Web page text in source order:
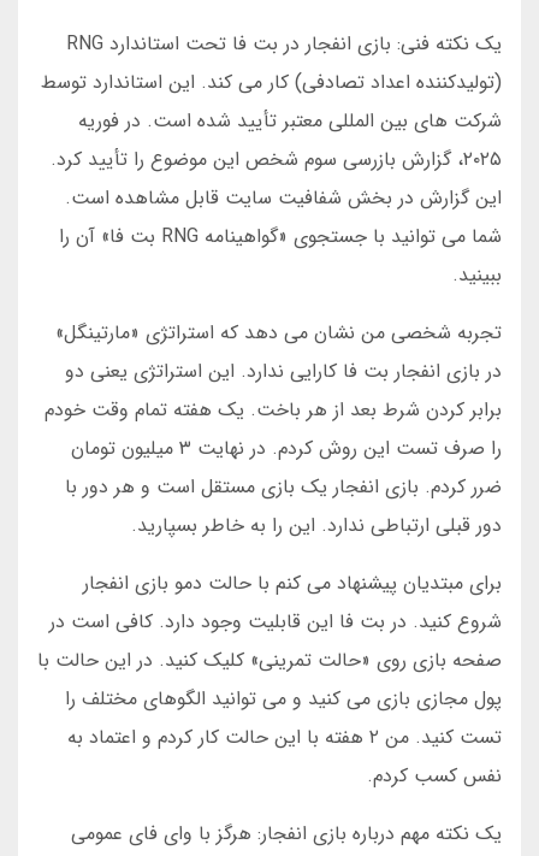
یک نکته فنی: بازی انفجار در بت فا تحت استاندارد RNG
(تولیدکننده اعداد تصادفی) کار می کند. این استاندارد توسط
شرکت های بین المللی معتبر تأیید شده است. در فوریه
۲۰۲۵، گزارش بازرسی سوم شخص این موضوع را تأیید کرد.
این گزارش در بخش شفافیت سایت قابل مشاهده است.
شما می توانید با جستجوی «گواهینامه RNG بت فا» آن را
ببینید.
تجربه شخصی من نشان می دهد که استراتژی «مارتینگل»
در بازی انفجار بت فا کارایی ندارد. این استراتژی یعنی دو
برابر کردن شرط بعد از هر باخت. یک هفته تمام وقت خودم
را صرف تست این روش کردم. در نهایت ۳ میلیون تومان
ضرر کردم. بازی انفجار یک بازی مستقل است و هر دور با
دور قبلی ارتباطی ندارد. این را به خاطر بسپارید.
برای مبتدیان پیشنهاد می کنم با حالت دمو بازی انفجار
شروع کنید. در بت فا این قابلیت وجود دارد. کافی است در
صفحه بازی روی «حالت تمرینی» کلیک کنید. در این حالت با
پول مجازی بازی می کنید و می توانید الگوهای مختلف را
تست کنید. من ۲ هفته با این حالت کار کردم و اعتماد به
نفس کسب کردم.
یک نکته مهم درباره بازی انفجار: هرگز با وای فای عمومی